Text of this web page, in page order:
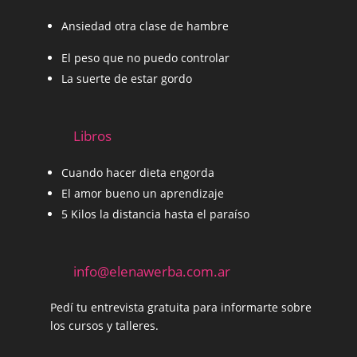
Ansiedad otra clase de hambre
El peso que no puedo controlar
La suerte de estar gordo
Libros
Cuando hacer dieta engorda
El amor bueno un aprendizaje
5 Kilos la distancia hasta el paraíso
info@elenawerba.com.ar
Pedí tu entrevista gratuita para informarte sobre
los cursos y talleres.